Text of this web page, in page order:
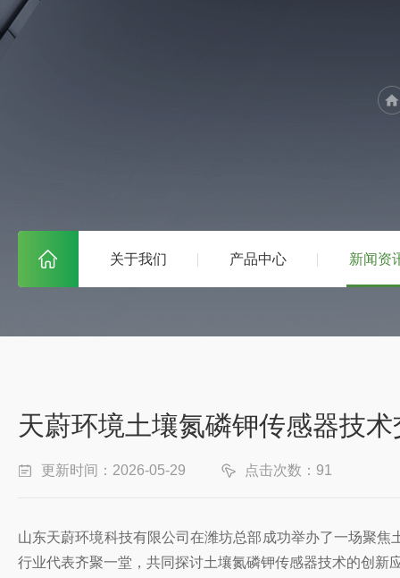
关于我们 产品中心 新闻资
天蔚环境土壤氮磷钾传感器技
更新时间：2026-05-29 点击次数：91
山东天蔚环境科技有限公司在潍坊总部成功举办了一场聚
行业代表齐聚一堂，共同探讨土壤氮磷钾传感器技术的创新